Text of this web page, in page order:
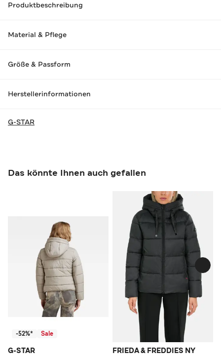
Produktbeschreibung
Material & Pflege
Größe & Passform
Herstellerinformationen
G-STAR
Das könnte Ihnen auch gefallen
-52%* Sale
G-STAR FRIEDA & FREDDIES NY